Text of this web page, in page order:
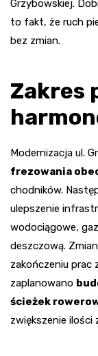
Grzybowskiej.
to fakt, że ruch
bez zmian.
Zakres
Modernizacja ul.
frezowania
chodników.
ulepszenie
wodociągowe,
deszczową.
zakończeniu prac
zaplanowano
ścieżek
zwiększenie ilości